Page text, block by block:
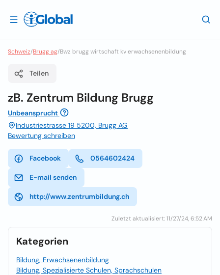
Schweiz/Brugg ag/Bwz brugg wirtschaft kv erwachsenenbildung
Teilen
zB. Zentrum Bildung Brugg
Unbeansprucht
Industriestrasse 19 5200, Brugg AG
Bewertung schreiben
Facebook 0564602424
E-mail senden
http://www.zentrumbildung.ch
Zuletzt aktualisiert: 11/27/24, 6:52 AM
Kategorien
Bildung, Erwachsenenbildung
Bildung, Spezialisierte Schulen, Sprachschulen